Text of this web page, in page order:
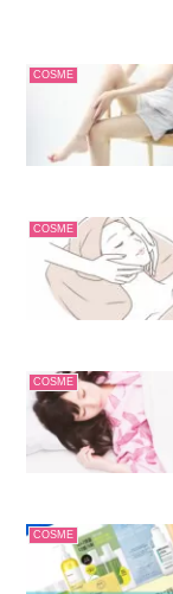
COSME
COSME
COSME
COSME